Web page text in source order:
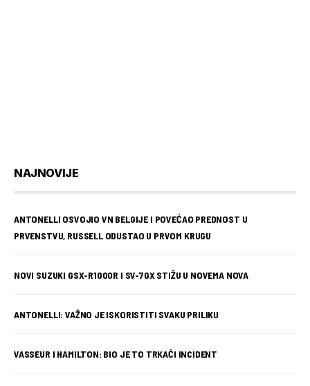
NAJNOVIJE
ANTONELLI OSVOJIO VN BELGIJE I POVEĆAO PREDNOST U
PRVENSTVU, RUSSELL ODUSTAO U PRVOM KRUGU
NOVI SUZUKI GSX-R1000R I SV-7GX STIŽU U NOVEMA NOVA
ANTONELLI: VAŽNO JE ISKORISTITI SVAKU PRILIKU
VASSEUR I HAMILTON: BIO JE TO TRKAĆI INCIDENT